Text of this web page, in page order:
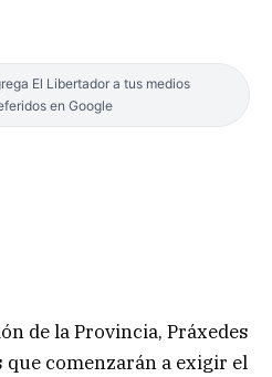
El Libertador a tus medios
en Google
de la Provincia, Práxedes
comenzarán a exigir el